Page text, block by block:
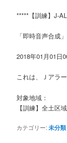
*****【訓練】J-
「即時音声合成」
2018年01月01日
これは、Ｊアラ
対象地域：
【訓練】全土区
カテゴリー:未分類